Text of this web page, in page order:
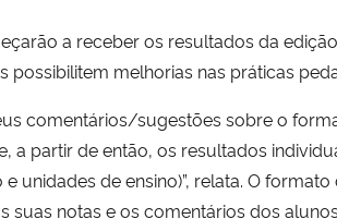
a receber os resultados da
possibilitem melhorias nas práticas
comentários/sugestões sobre o
partir de então, os resultados
unidades de ensino)”, relata. O
suas notas e os comentários dos